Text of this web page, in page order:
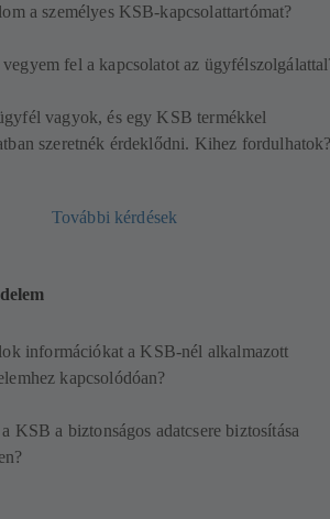
a személyes KSB-kapcsolattartómat?
fel a kapcsolatot az
vagyok, és egy KSB termékkel
szeretnék érdeklődni. Kihez
További kérdések
információkat a KSB-nél alkalmazott
kapcsolódóan?
KSB a biztonságos adatcsere biztosítása